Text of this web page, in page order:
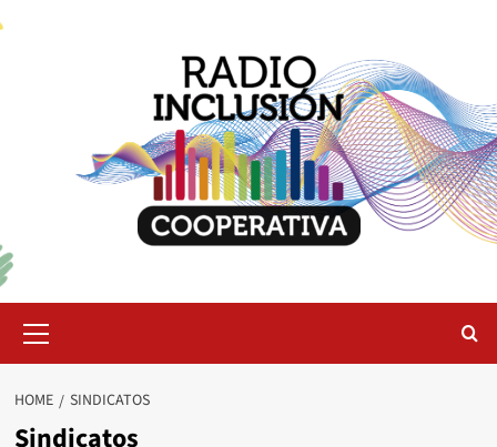
Menu
HOME SINDICATOS
Sindicatos